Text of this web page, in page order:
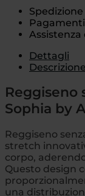
Assistenza
Dettagli
Descrizione
Reggiseno
Sophia by
Reggiseno
stretch
corpo,
Questo design
una